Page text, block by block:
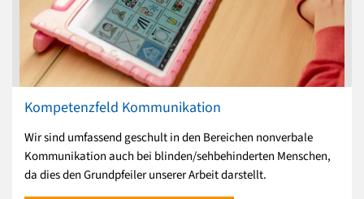
Kompetenzfeld Kommunikation
Wir sind umfassend geschult in den Bereichen nonverbale
Kommunikation auch bei blinden/sehbehinderten Menschen,
da dies den Grundpfeiler unserer Arbeit darstellt.